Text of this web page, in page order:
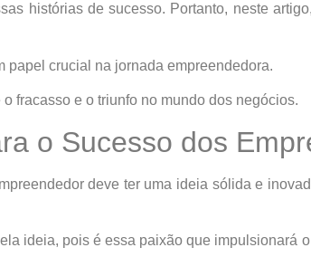
histórias de sucesso. Portanto, neste
papel crucial na jornada empreendedora.
fracasso e o triunfo no mundo dos negócios.
o Sucesso dos
deve ter uma ideia sólida e
ideia, pois é essa paixão que impulsionará